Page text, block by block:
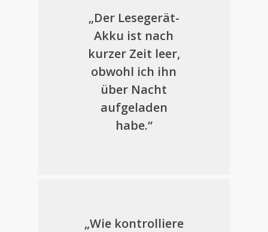
„Der Lesegerät-
Akku ist nach
kurzer Zeit leer,
obwohl ich ihn
über Nacht
aufgeladen
habe.“
„Wie kontrolliere